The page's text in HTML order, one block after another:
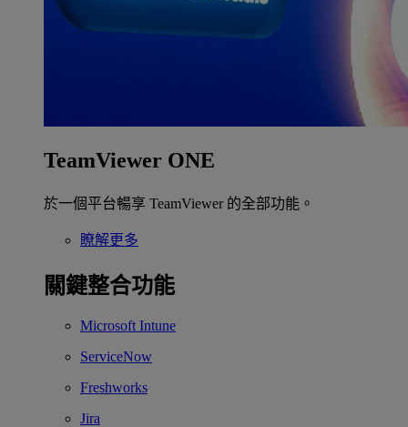
TeamViewer ONE
於一個平台暢享 TeamViewer 的全部功能。
瞭解更多
關鍵整合功能
Microsoft Intune
ServiceNow
Freshworks
Jira